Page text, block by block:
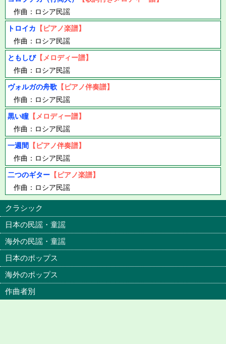
作曲：ロシア民謡
トロイカ 【ピアノ楽譜】
作曲：ロシア民謡
ともしび【メロディー譜】
作曲：ロシア民謡
ヴォルガの舟歌 【ピアノ伴奏譜】
作曲：ロシア民謡
黒い瞳 【メロディー譜】
作曲：ロシア民謡
一週間
【ピアノ伴奏譜】
作曲：ロシア民謡
二つのギター 【ピアノ楽譜】
作曲：ロシア民謡
クラシック
日本の民謡・童謡
海外の民謡・童謡
日本のポップス
海外のポップス
作曲者別